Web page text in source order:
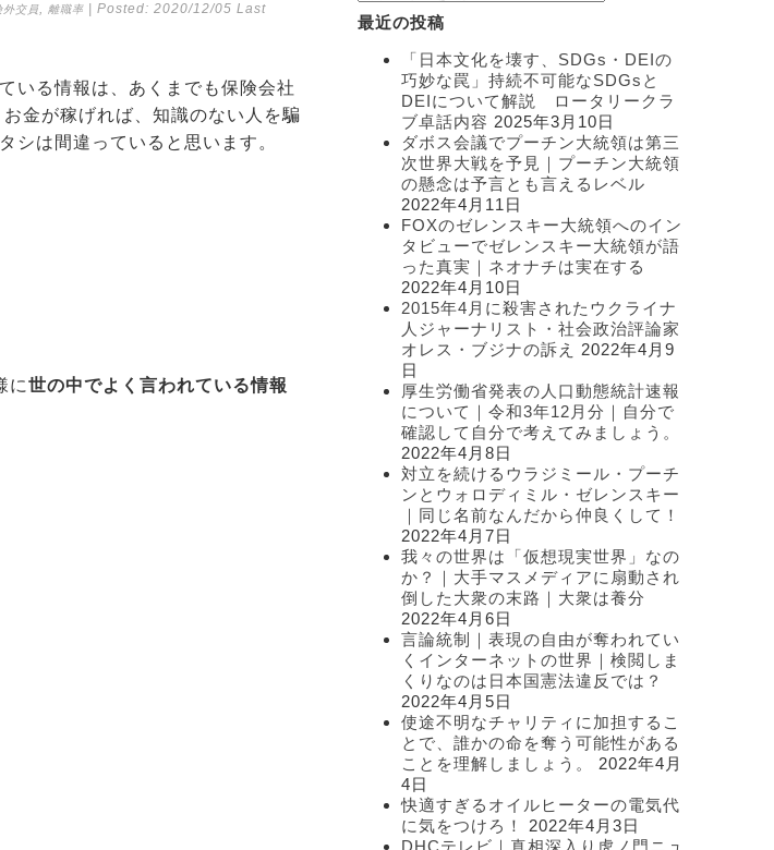
外交員, 離職率 | Posted: 2020/12/05 Last
いる情報は、あくまでも保険会社
金が稼げれば、知識のない人を騙
シは間違っていると思います。
に世の中でよく言われている情報
テ
ゴ
最近の投稿
「日本文化を壊す、SDGs・DEIの
巧妙な罠」持続不可能なSDGsと
DEIについて解説 ロータリークラ
ブ卓話内容 2025年3月10日
ダボス会議でプーチン大統領は第三
次世界大戦を予見｜プーチン大統領
の懸念は予言とも言えるレベル
2022年4月11日
FOXのゼレンスキー大統領へのイン
タビューでゼレンスキー大統領が語
った真実｜ネオナチは実在する
2022年4月10日
2015年4月に殺害されたウクライナ
人ジャーナリスト・社会政治評論家
オレス・ブジナの訴え
2022年4月9
日
厚生労働省発表の人口動態統計速報
について｜令和3年12月分｜自分で
確認して自分で考えてみましょう。
2022年4月8日
対立を続けるウラジミール・プーチ
ンとウォロディミル・ゼレンスキー
｜同じ名前なんだから仲良くして！
2022年4月7日
我々の世界は「仮想現実世界」なの
か？｜大手マスメディアに扇動され
倒した大衆の末路｜大衆は養分
2022年4月6日
言論統制｜表現の自由が奪われてい
くインターネットの世界｜検閲しま
くりなのは日本国憲法違反では？
2022年4月5日
使途不明なチャリティに加担するこ
とで、誰かの命を奪う可能性がある
ことを理解しましょう。
2022年4月
4日
快適すぎるオイルヒーターの電気代
に気をつけろ！
2022年4月3日
DHCテレビ｜真相深入り虎ノ門ニュ